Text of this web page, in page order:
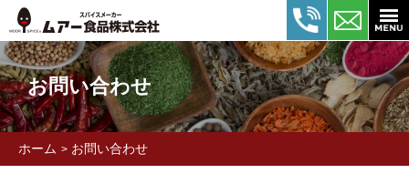
お問い合わせ
ホーム > お問い合わせ